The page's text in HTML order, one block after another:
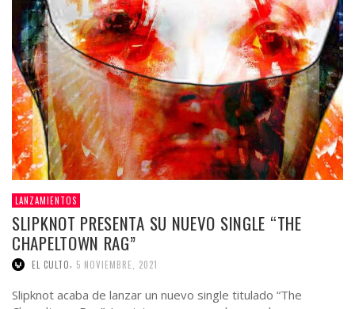
LANZAMIENTOS
SLIPKNOT PRESENTA SU NUEVO SINGLE “THE
CHAPELTOWN RAG”
EL CULTO, 5 NOVIEMBRE, 2021
Slipknot acaba de lanzar un nuevo single titulado “The